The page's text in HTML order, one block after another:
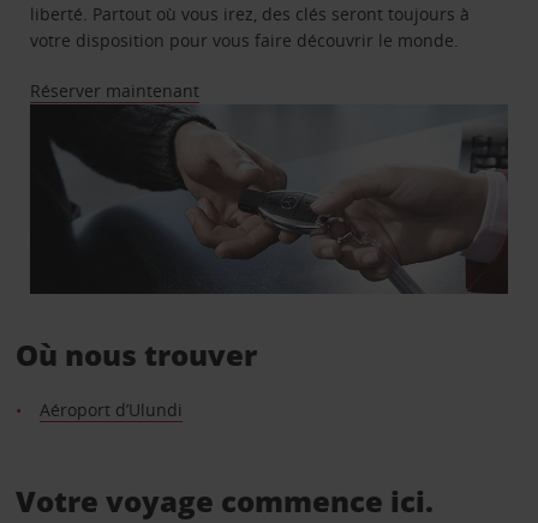
liberté. Partout où vous irez, des clés seront toujours à
votre disposition pour vous faire découvrir le monde.
Réserver maintenant
Où nous trouver
Aéroport d’Ulundi
Votre voyage commence ici.